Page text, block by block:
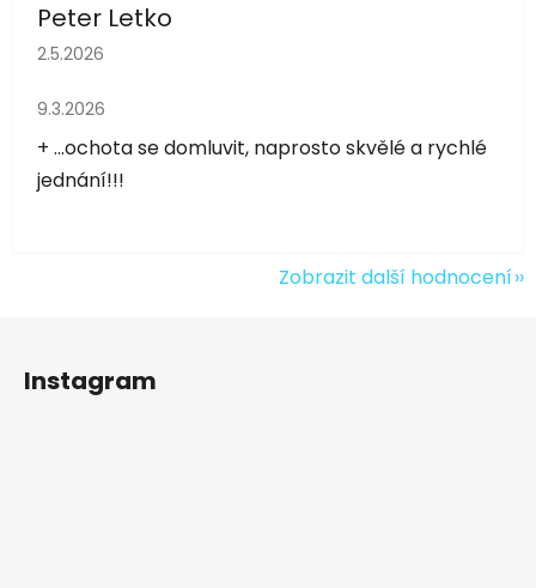
Peter Letko
Hodnocení obchodu je 5 z 5 hvězdiček.
2.5.2026
Hodnocení obchodu je 5 z 5 hvězdiček.
9.3.2026
+ ...ochota se domluvit, naprosto skvělé a rychlé
jednání!!!
Zobrazit další hodnocení
Instagram